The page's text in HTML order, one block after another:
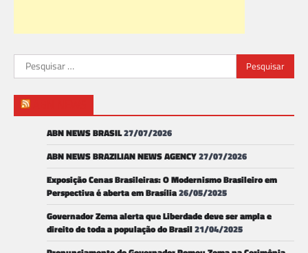
Pesquisar
por:
ABN NEWS BRASIL27/07/2026
ABN NEWS BRAZILIAN NEWS AGENCY27/07/2026
Exposição Cenas Brasileiras: O Modernismo Brasileiro em
Perspectiva é aberta em Brasília26/05/2025
Governador Zema alerta que Liberdade deve ser ampla e
direito de toda a população do Brasil21/04/2025